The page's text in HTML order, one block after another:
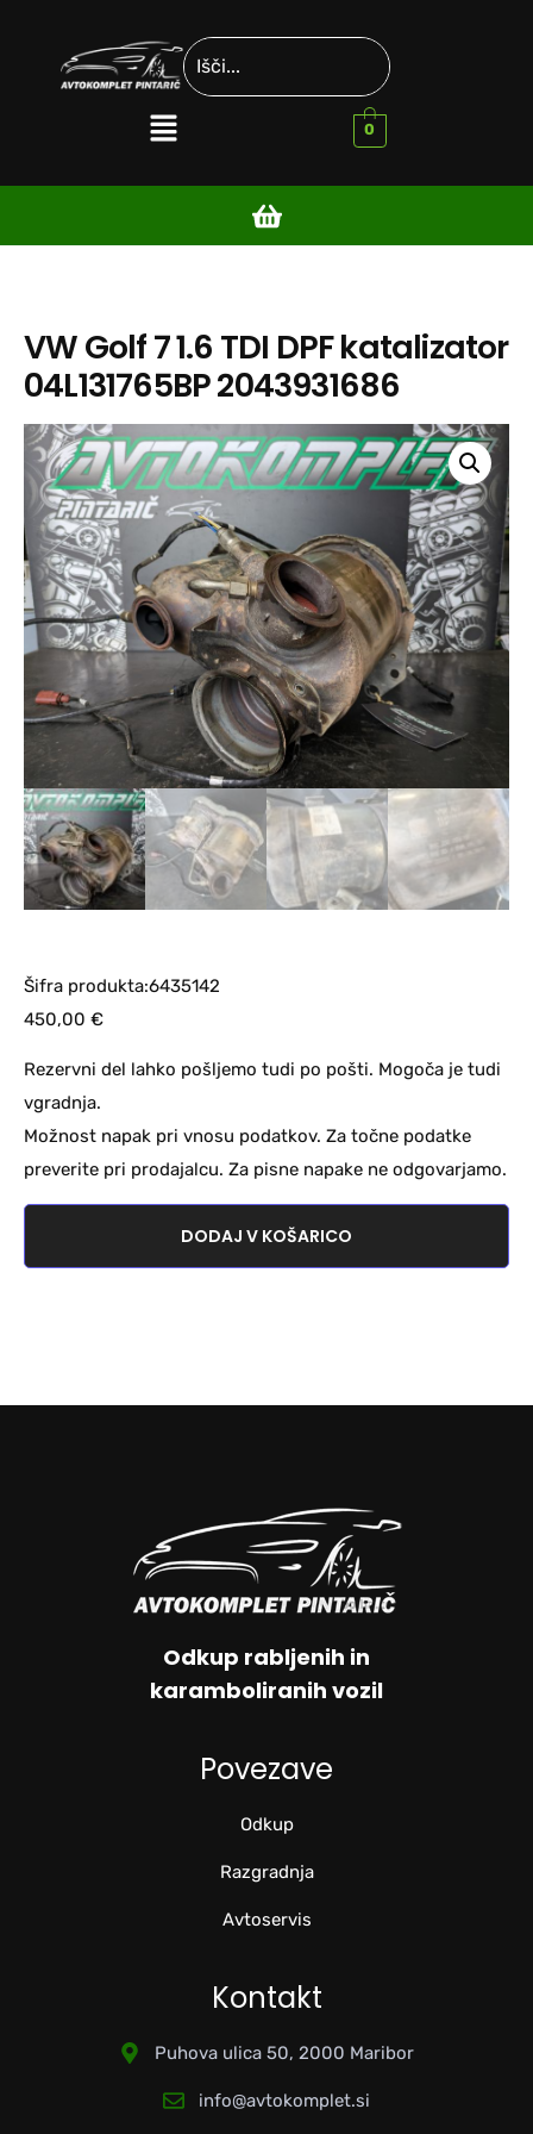
0
VW Golf 7 1.6 TDI DPF katalizator
04L131765BP 2043931686
Šifra produkta:6435142
450,00 €
Rezervni del lahko pošljemo tudi po pošti. Mogoča je tudi
vgradnja.
Možnost napak pri vnosu podatkov. Za točne podatke
preverite pri prodajalcu. Za pisne napake ne odgovarjamo.
DODAJ V KOŠARICO
Odkup rabljenih in
karamboliranih vozil
Povezave
Odkup
Razgradnja
Avtoservis
Kontakt
Puhova ulica 50, 2000 Maribor
info@avtokomplet.si